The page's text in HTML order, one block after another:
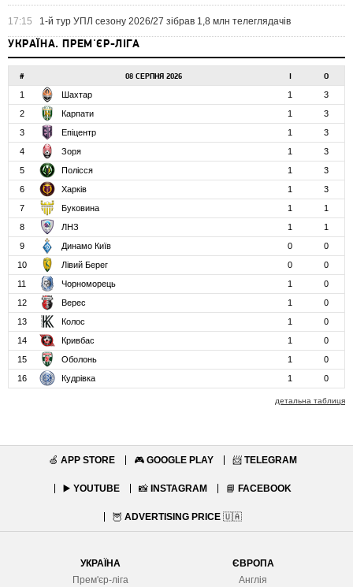
17:15 1-й тур УПЛ сезону 2026/27 зібрав 1,8 млн телеглядачів
УКРАЇНА. ПРЕМ'ЄР-ЛІГА
# 08 СЕРПНЯ 2026 О
1 Шахтар 1
3
2
Карпати 1
3
3
Епіцентр 1
3
4
Зоря 1
3
5
Полісся 1
3
6
Харків 1
3
7
Буковина 1
1
8
ЛНЗ 1
1
9
Динамо Київ 0
0
10
Лівий Берег 0
0
11
Чорноморець 1
0
12
Верес 1
0
13
Колос 1
0
14
Кривбас 1
0
15
Оболонь 1
0
16
Кудрівка 1 0
детальна таблиця
🍏 APP STORE 🎮 GOOGLE PLAY 📨 TELEGRAM
▶️ YOUTUBE 📸 INSTAGRAM 📘 FACEBOOK
🦉 ADVERTISING PRICE 🇺🇦
УКРАЇНА
Прем'єр-ліга
ЄВРОПА
Англія